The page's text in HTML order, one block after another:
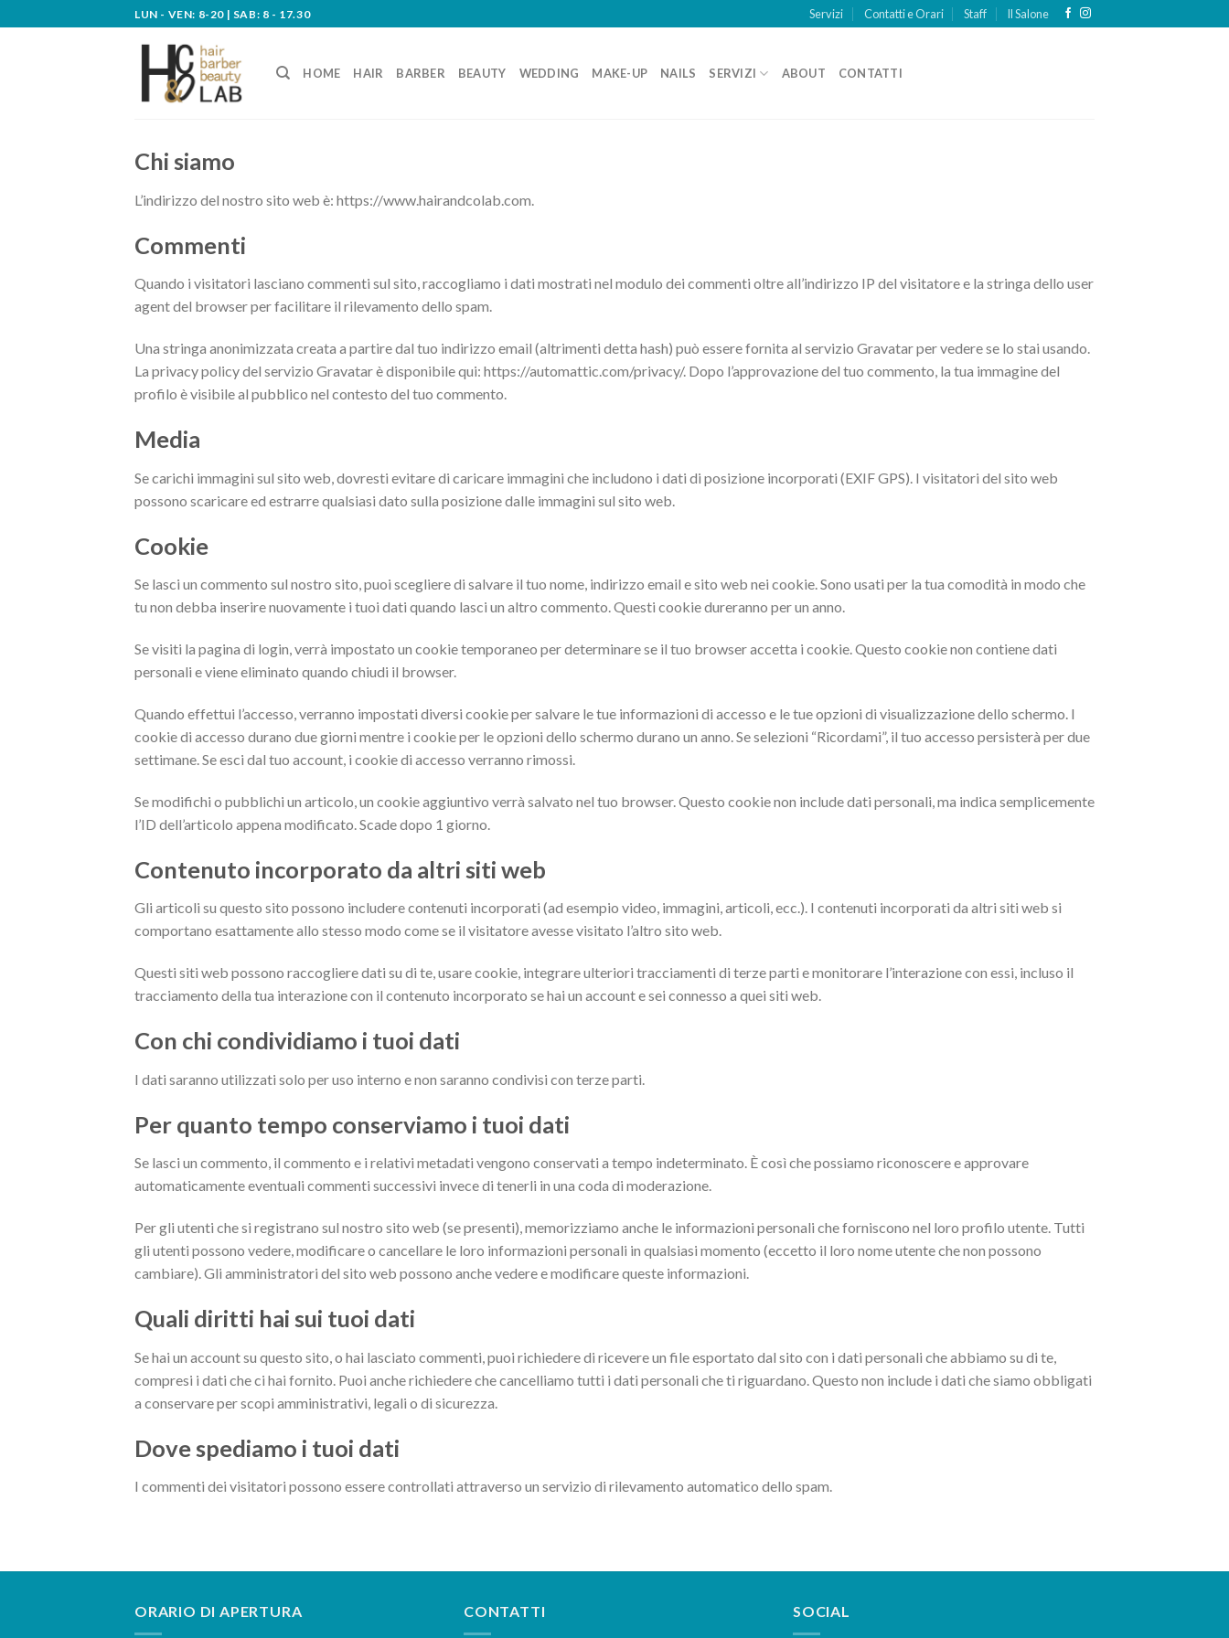
to
LUN - VEN: 8-20 | SAB: 8 - 17.30 Servizi Contatti e Orari Staff Il Salone
HOME HAIR BARBER BEAUTY WEDDING MAKE-UP NAILS SERVIZI ABOUT CONTATTI
Chi siamo
L’indirizzo del nostro sito web è: https://www.hairandcolab.com.
Commenti
Quando i visitatori lasciano commenti sul sito, raccogliamo i dati mostrati nel modulo dei commenti oltre all’indirizzo IP del visitatore e la stringa dello user
agent del browser per facilitare il rilevamento dello spam.
Una stringa anonimizzata creata a partire dal tuo indirizzo email (altrimenti detta hash) può essere fornita al servizio Gravatar per vedere se lo stai usando.
La privacy policy del servizio Gravatar è disponibile qui: https://automattic.com/privacy/. Dopo l’approvazione del tuo commento, la tua immagine del
profilo è visibile al pubblico nel contesto del tuo commento.
Media
Se carichi immagini sul sito web, dovresti evitare di caricare immagini che includono i dati di posizione incorporati (EXIF GPS). I visitatori del sito web
possono scaricare ed estrarre qualsiasi dato sulla posizione dalle immagini sul sito web.
Cookie
Se lasci un commento sul nostro sito, puoi scegliere di salvare il tuo nome, indirizzo email e sito web nei cookie. Sono usati per la tua comodità in modo che
tu non debba inserire nuovamente i tuoi dati quando lasci un altro commento. Questi cookie dureranno per un anno.
Se visiti la pagina di login, verrà impostato un cookie temporaneo per determinare se il tuo browser accetta i cookie. Questo cookie non contiene dati
personali e viene eliminato quando chiudi il browser.
Quando effettui l’accesso, verranno impostati diversi cookie per salvare le tue informazioni di accesso e le tue opzioni di visualizzazione dello schermo. I
cookie di accesso durano due giorni mentre i cookie per le opzioni dello schermo durano un anno. Se selezioni “Ricordami”, il tuo accesso persisterà per due
settimane. Se esci dal tuo account, i cookie di accesso verranno rimossi.
Se modifichi o pubblichi un articolo, un cookie aggiuntivo verrà salvato nel tuo browser. Questo cookie non include dati personali, ma indica semplicemente
l’ID dell’articolo appena modificato. Scade dopo 1 giorno.
Contenuto incorporato da altri siti web
Gli articoli su questo sito possono includere contenuti incorporati (ad esempio video, immagini, articoli, ecc.). I contenuti incorporati da altri siti web si
comportano esattamente allo stesso modo come se il visitatore avesse visitato l’altro sito web.
Questi siti web possono raccogliere dati su di te, usare cookie, integrare ulteriori tracciamenti di terze parti e monitorare l’interazione con essi, incluso il
tracciamento della tua interazione con il contenuto incorporato se hai un account e sei connesso a quei siti web.
Con chi condividiamo i tuoi dati
I dati saranno utilizzati solo per uso interno e non saranno condivisi con terze parti.
Per quanto tempo conserviamo i tuoi dati
Se lasci un commento, il commento e i relativi metadati vengono conservati a tempo indeterminato. È così che possiamo riconoscere e approvare
automaticamente eventuali commenti successivi invece di tenerli in una coda di moderazione.
Per gli utenti che si registrano sul nostro sito web (se presenti), memorizziamo anche le informazioni personali che forniscono nel loro profilo utente. Tutti
gli utenti possono vedere, modificare o cancellare le loro informazioni personali in qualsiasi momento (eccetto il loro nome utente che non possono
cambiare). Gli amministratori del sito web possono anche vedere e modificare queste informazioni.
Quali diritti hai sui tuoi dati
Se hai un account su questo sito, o hai lasciato commenti, puoi richiedere di ricevere un file esportato dal sito con i dati personali che abbiamo su di te,
compresi i dati che ci hai fornito. Puoi anche richiedere che cancelliamo tutti i dati personali che ti riguardano. Questo non include i dati che siamo obbligati
a conservare per scopi amministrativi, legali o di sicurezza.
Dove spediamo i tuoi dati
I commenti dei visitatori possono essere controllati attraverso un servizio di rilevamento automatico dello spam.
ORARIO DI APERTURA CONTATTI SOCIAL